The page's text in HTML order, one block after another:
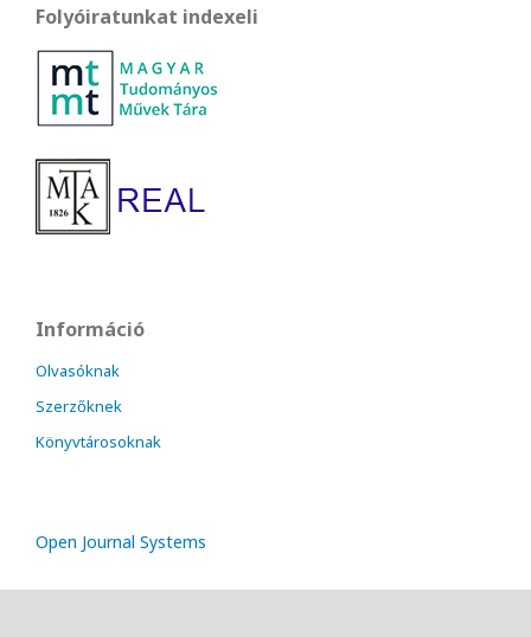
Folyóiratunkat indexeli
Információ
Olvasóknak
Szerzőknek
Könyvtárosoknak
Open Journal Systems